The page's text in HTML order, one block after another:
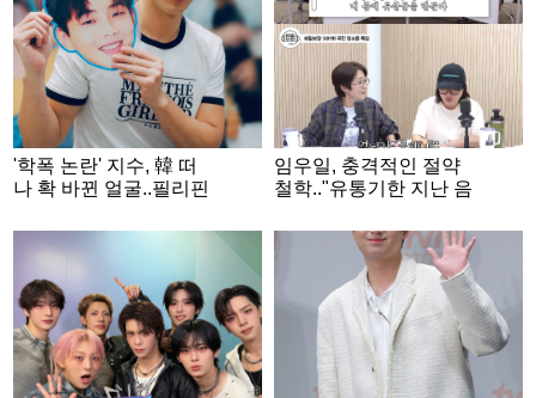
'학폭 논란' 지수, 韓 떠
나 확 바뀐 얼굴..필리핀
슈]
임우일, 충격적인 절약
철학.."유통기한 지난 음
('비밀보장')